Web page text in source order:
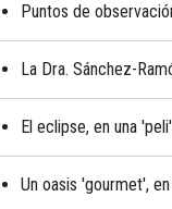
Puntos de
La Dra. Sánchez-
El eclipse, en una
Un oasis 'gourmet',